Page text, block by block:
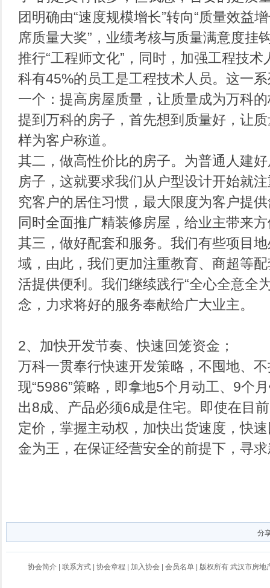
团明确由“速度规模增长”转向“质量效益
席质量大奖”，业绩考核与质量满意度挂
推行“工程师文化”，同时，加强工程技
科有45%的员工是工程技术人员。这一
一个：提高房屋质量，让质量成为万科
提到万科的房子，首先想到质量好，让
样为客户称道。
其二，做高性价比的房子。为普通人建
房子，这就要求我们从户型设计开始就
究客户的居住习惯，最大限度为客户提
同时全面推广精装修房屋，给业主带来
其三，做好配套和服务。我们有些项目
域，由此，我们更加注重教育、商超等
活提供便利。我们继续践行“全心全意全
念，力求将好的服务奉献给广大业主。
2、加快开发节奏、快速回笼资金；
万科一贯奉行快速开发策略，不囤地、
现“5986”策略，即拿地5个月动工、9个
出8成、产品必须6成是住宅。即使在目
定价，掌握主动权，加快出货速度，快
金为王，在保证经营安全的前提下，寻
分
协会简介| 联系方式| 协会章程 加入协会| 会员名单| 版权所有 武汉市房地